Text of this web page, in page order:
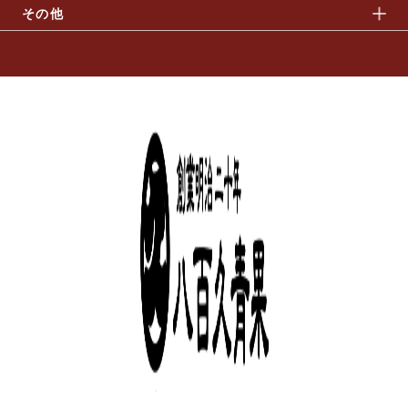
その他